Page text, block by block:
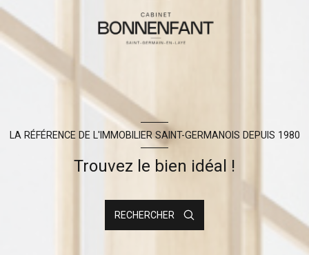
LA RÉFÉRENCE DE L'IMMOBILIER SAINT-GERMANOIS DEPUIS 1980
Trouvez le bien idéal !
RECHERCHER